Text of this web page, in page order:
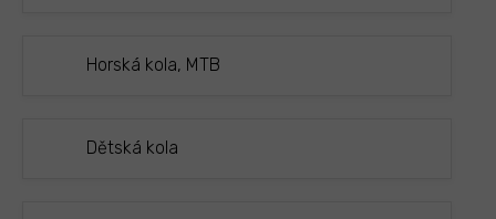
Horská kola, MTB
Dětská kola